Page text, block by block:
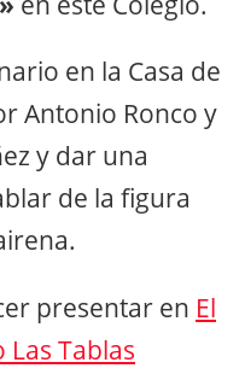
en la Casa de
Antonio Ronco y
y dar una
de la figura
presentar en El
Las Tablas